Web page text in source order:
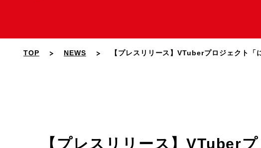
TOP NEWS 【プレスリリース】VTuberプロジェクト
【プレスリリース】VTuber